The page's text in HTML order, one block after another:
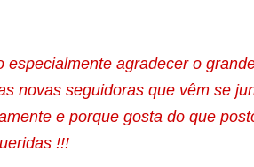
especialmente agradecer o
novas seguidoras que vêm se
e porque gosta do que
!!!